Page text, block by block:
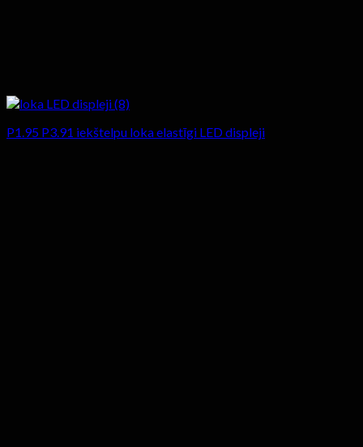
P1.95 P3.91 iekštelpu loka elastīgi LED displeji